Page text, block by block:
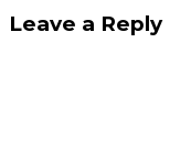
Leave a Reply